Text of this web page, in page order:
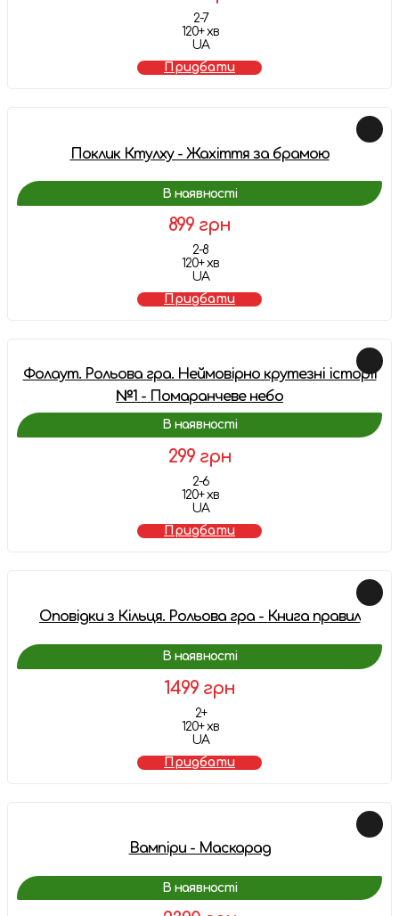
2-7
120+ хв
UA
Придбати
Поклик Ктулху - Жахіття за брамою
В наявності
899 грн
2-8
120+ хв
UA
Придбати
Фолаут. Рольова гра. Неймовірно крутезні історії
№1 - Помаранчеве небо
В наявності
299 грн
2-6
120+ хв
UA
Придбати
Оповідки з Кільця. Рольова гра - Книга правил
В наявності
1499 грн
2+
120+ хв
UA
Придбати
Вампіри - Маскарад
В наявності